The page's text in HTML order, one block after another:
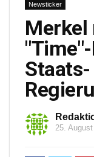
Newsticker
Merkel
25.